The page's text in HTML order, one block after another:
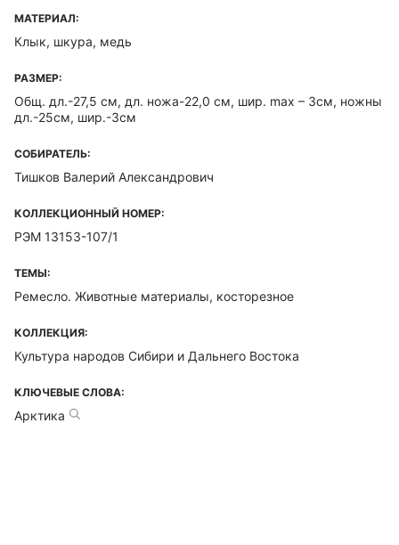
МАТЕРИАЛ:
Клык, шкура, медь
РАЗМЕР:
Общ. дл.-27,5 см, дл. ножа-22,0 см, шир. max – 3см, ножны
дл.-25см, шир.-3см
СОБИРАТЕЛЬ:
Тишков Валерий Александрович
КОЛЛЕКЦИОННЫЙ НОМЕР:
РЭМ 13153-107/1
ТЕМЫ:
Ремесло. Животные материалы, косторезное
КОЛЛЕКЦИЯ:
Культура народов Сибири и Дальнего Востока
КЛЮЧЕВЫЕ СЛОВА:
Арктика